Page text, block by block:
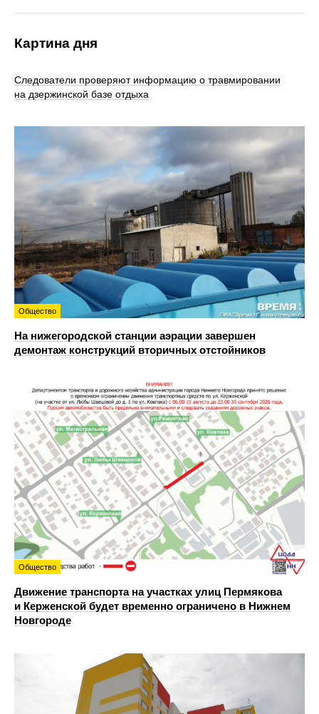
Картина дня
Следователи проверяют информацию о травмировании
на дзержинской базе отдыха
Общество
На нижегородской станции аэрации завершен
демонтаж конструкций вторичных отстойников
Общество
Движение транспорта на участках улиц Пермякова
и Керженской будет временно ограничено в Нижнем
Новгороде